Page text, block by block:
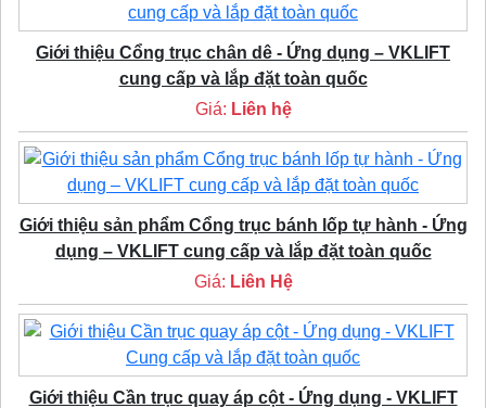
Giới thiệu Cổng trục chân dê - Ứng dụng – VKLIFT
cung cấp và lắp đặt toàn quốc
Giá: Liên hệ
Giới thiệu sản phẩm Cổng trục bánh lốp tự hành - Ứng
dụng – VKLIFT cung cấp và lắp đặt toàn quốc
Giá: Liên Hệ
Giới thiệu Cần trục quay áp cột - Ứng dụng - VKLIFT